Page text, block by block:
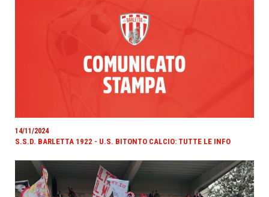
14/11/2024
S.S.D. BARLETTA 1922 - U.S. BITONTO CALCIO: TUTTE LE INFO